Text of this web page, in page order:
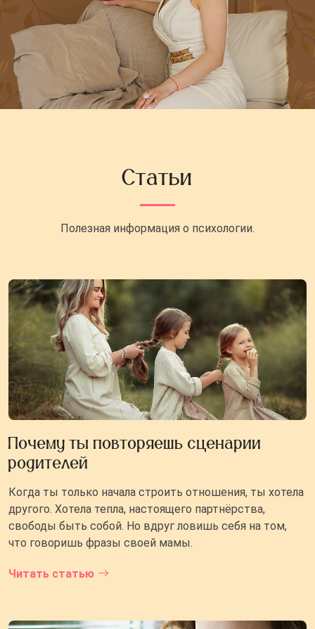
Статьи
Полезная информация о психологии.
Почему ты повторяешь сценарии
родителей
Когда ты только начала строить отношения, ты хотела
другого. Хотела тепла, настоящего партнёрства,
свободы быть собой. Но вдруг ловишь себя на том,
что говоришь фразы своей мамы.
Читать статью